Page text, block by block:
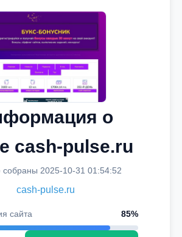
о
cash-pulse.ru
2025-10-31 01:54:52
cash-pulse.ru
сайта 85%